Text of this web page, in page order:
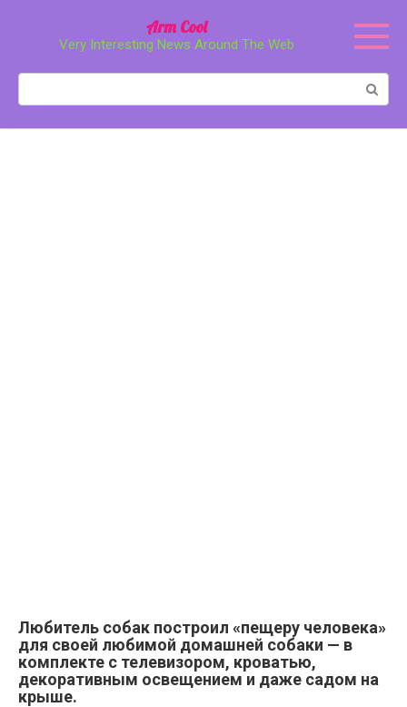
Arm Cool
Very Interesting News Around The Web
Любитель собак построил «пещеру человека»
для своей любимой домашней собаки — в
комплекте с телевизором, кроватью,
декоративным освещением и даже садом на
крыше.